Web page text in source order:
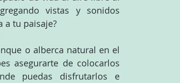
vistas y sonidos
a tu paisaje?
o alberca natural en el
asegurarte de colocarlos
puedas disfrutarlos e